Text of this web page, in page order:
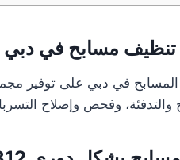
تنظيف مسابح في دبي
في دبي على توفير
والتدفئة، وفحص وإصلاح